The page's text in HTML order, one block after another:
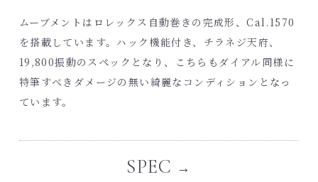
ムーブメントはロレックス自動巻きの完成形、Cal.1570
を搭載しています。ハック機能付き、チラネジ天府、
19,800振動のスペックとなり、こちらもダイアル同様に
特筆すべきダメージの無い綺麗なコンディションとなっ
ています。
SPEC